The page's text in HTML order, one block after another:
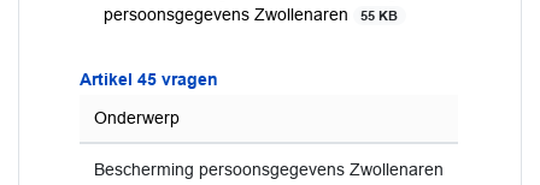
persoonsgegevens Zwollenaren
55 KB
Artikel 45 vragen
Onderwerp
Bescherming persoonsgegevens Zwollenaren